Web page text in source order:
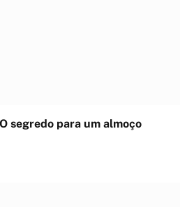
segredo para um almoço